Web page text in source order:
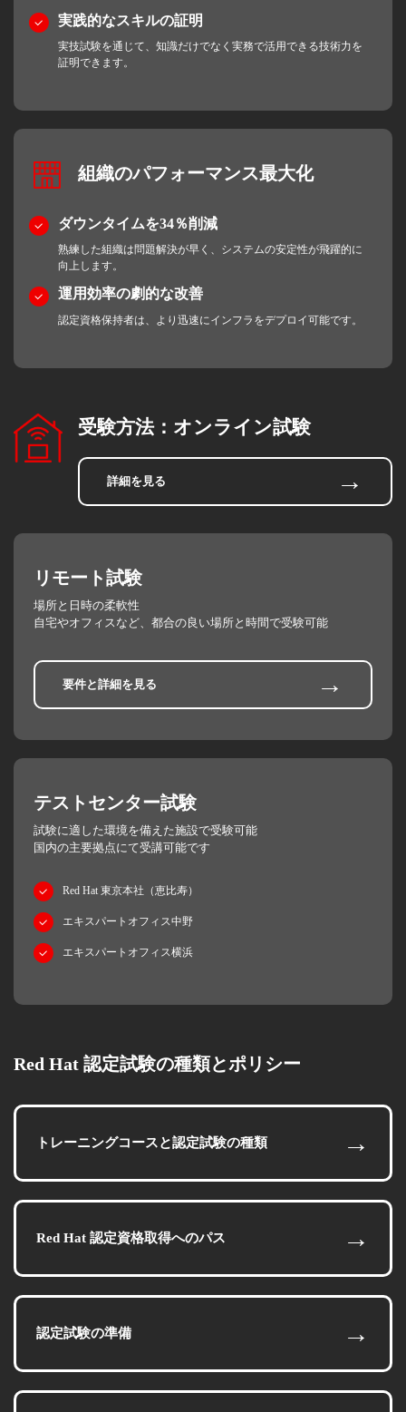
実践的なスキルの証明
実技試験を通じて、知識だけでなく実務で活用できる技術力を
証明できます。
組織のパフォーマンス最大化
ダウンタイムを34％削減
熟練した組織は問題解決が早く、システムの安定性が飛躍的に
向上します。
運用効率の劇的な改善
認定資格保持者は、より迅速にインフラをデプロイ可能です。
受験方法：オンライン試験
詳細を見る →
リモート試験
場所と日時の柔軟性
自宅やオフィスなど、都合の良い場所と時間で受験可能
要件と詳細を見る →
テストセンター試験
試験に適した環境を備えた施設で受験可能
国内の主要拠点にて受講可能です
Red Hat 東京本社（恵比寿）
エキスパートオフィス中野
エキスパートオフィス横浜
Red Hat 認定試験の種類とポリシー
トレーニングコースと認定試験の種類 →
Red Hat 認定資格取得へのパス →
認定試験の準備 →